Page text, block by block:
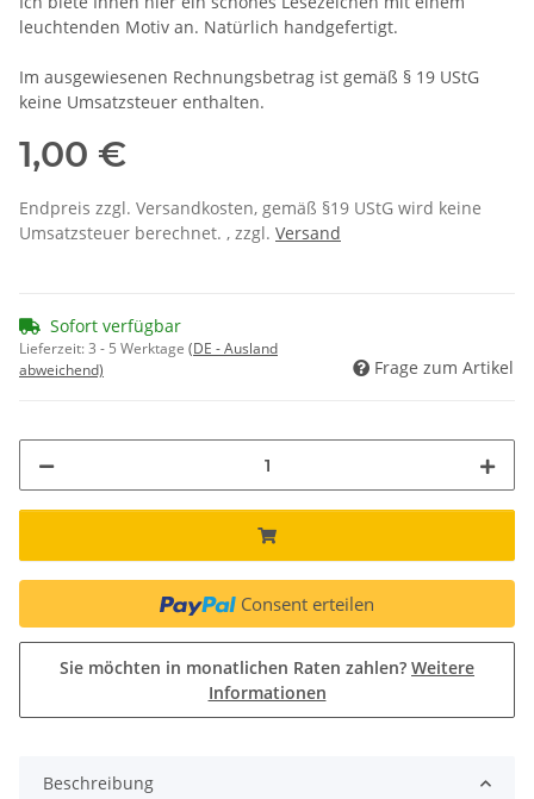
leuchtenden Motiv an. Natürlich handgefertigt.
Im ausgewiesenen Rechnungsbetrag ist gemäß § 19 UStG
keine Umsatzsteuer enthalten.
1,00 €
Endpreis zzgl. Versandkosten, gemäß §19 UStG wird keine
Umsatzsteuer berechnet. , zzgl. Versand
Sofort verfügbar
Lieferzeit:3 - 5 Werktage (DE - Ausland
abweichend)
Frage zum Artikel
Consent erteilen
Sie möchten in monatlichen Raten zahlen? Weitere
Informationen
Beschreibung